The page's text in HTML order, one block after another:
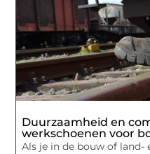
Duurzaamheid en
werkschoenen voor
Als je in de bouw of